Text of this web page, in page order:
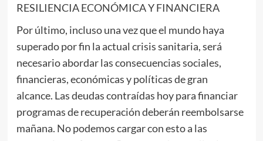
RESILIENCIA ECONÓMICA Y FINANCIERA
Por último, incluso una vez que el mundo haya
superado por fin la actual crisis sanitaria, será
necesario abordar las consecuencias sociales,
financieras, económicas y políticas de gran
alcance. Las deudas contraídas hoy para financiar
programas de recuperación deberán reembolsarse
mañana. No podemos cargar con esto a las